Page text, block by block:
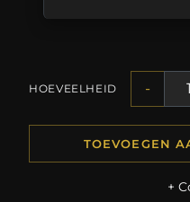
HOEVEELHEID -
TOEVOEGEN
+